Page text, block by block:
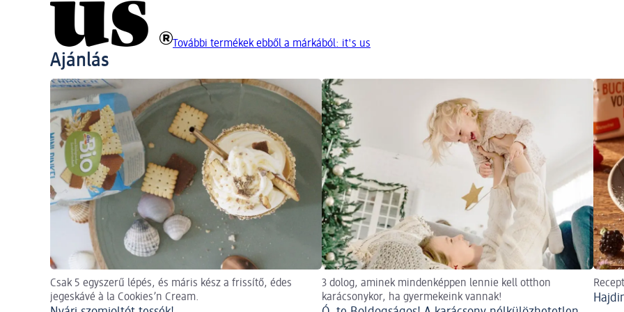
További termékek ebből a márkából: it's us
Ajánlás
Csak 5 egyszerű lépés, és máris kész a frissítő, édes
jegeskávé à la Cookies’n Cream.
3 dolog, aminek mindenképpen lennie kell otthon
karácsonykor, ha gyermekeink vannak!
Recept